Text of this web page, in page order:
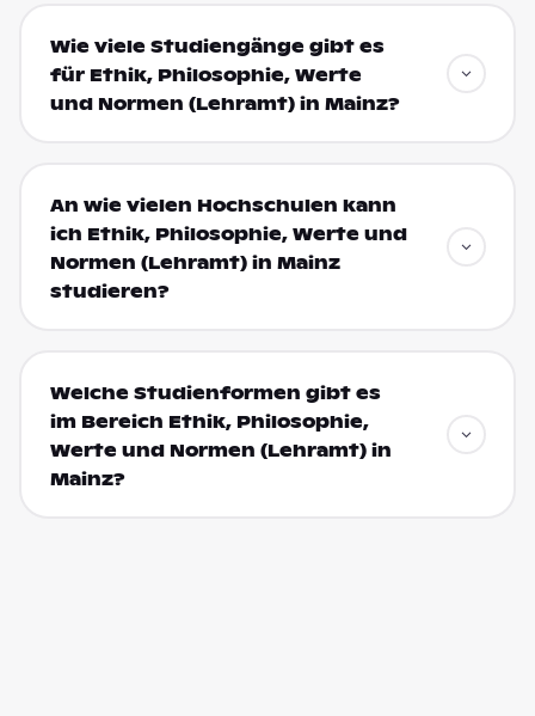
Wie viele Studiengänge gibt es
für Ethik, Philosophie, Werte
und Normen (Lehramt) in Mainz?
An wie vielen Hochschulen kann
ich Ethik, Philosophie, Werte und
Normen (Lehramt) in Mainz
studieren?
Welche Studienformen gibt es
im Bereich Ethik, Philosophie,
Werte und Normen (Lehramt) in
Mainz?